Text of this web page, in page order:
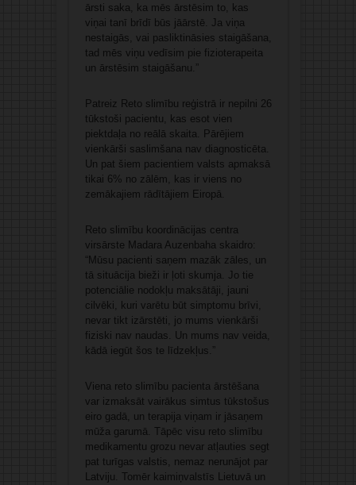
ārsti saka, ka mēs ārstēsim to, kas
viņai tanī brīdī būs jāārstē. Ja viņa
nestaigās, vai pasliktināsies staigāšana,
tad mēs viņu vedīsim pie fizioterapeita
un ārstēsim staigāšanu.”
Patreiz Reto slimību reģistrā ir nepilni 26
tūkstoši pacientu, kas esot vien
piektdaļa no reālā skaita. Pārējiem
vienkārši saslimšana nav diagnosticēta.
Un pat šiem pacientiem valsts apmaksā
tikai 6% no zālēm, kas ir viens no
zemākajiem rādītājiem Eiropā.
Reto slimību koordinācijas centra
virsārste Madara Auzenbaha skaidro:
“Mūsu pacienti saņem mazāk zāles, un
tā situācija bieži ir ļoti skumja. Jo tie
potenciālie nodokļu maksātāji, jauni
cilvēki, kuri varētu būt simptomu brīvi,
nevar tikt izārstēti, jo mums vienkārši
fiziski nav naudas. Un mums nav veida,
kādā iegūt šos te līdzekļus.”
Viena reto slimību pacienta ārstēšana
var izmaksāt vairākus simtus tūkstošus
eiro gadā, un terapija viņam ir jāsaņem
mūža garumā. Tāpēc visu reto slimību
medikamentu grozu nevar atļauties segt
pat turīgas valstis, nemaz nerunājot par
Latviju. Tomēr kaimiņvalstīs Lietuvā un